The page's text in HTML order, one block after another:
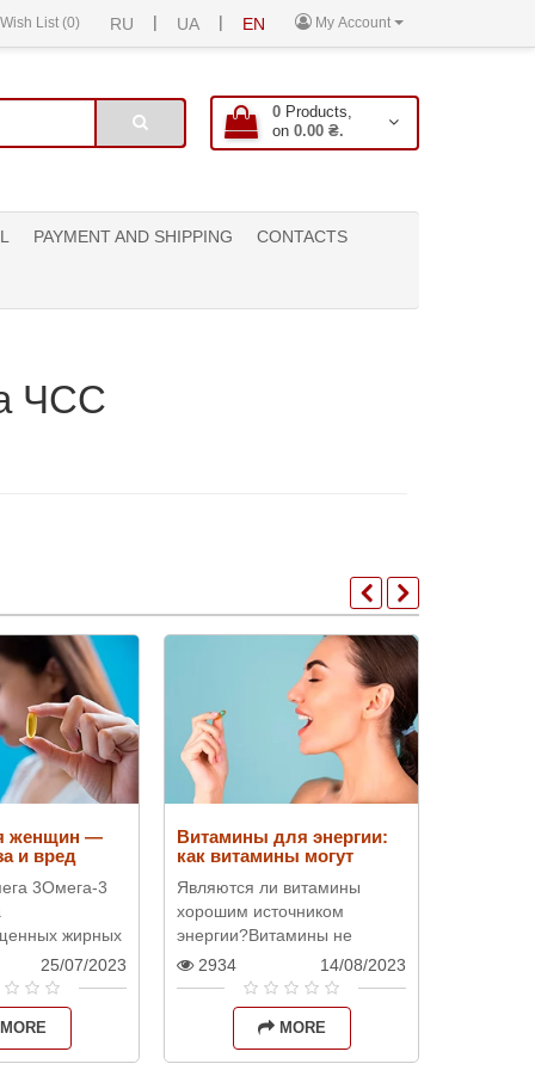
My Account
RU | UA | EN
Wish List (0)
0 Products,
on 0.00 ₴.
PAYMENT AND SHIPPING CONTACTS
ЧСС
женщин —
и вред
3Омега-3
жирных
важную
25/07/2023
MORE
Витамины для энергии:
как витамины могут
активность?
Являются ли витамины
хорошим источником
энергии?Витамины не
являются прямым
источником энергии для
организма, подобно
углеводам, жирам и белкам.
Однак..
2934 14/08/2023
MORE